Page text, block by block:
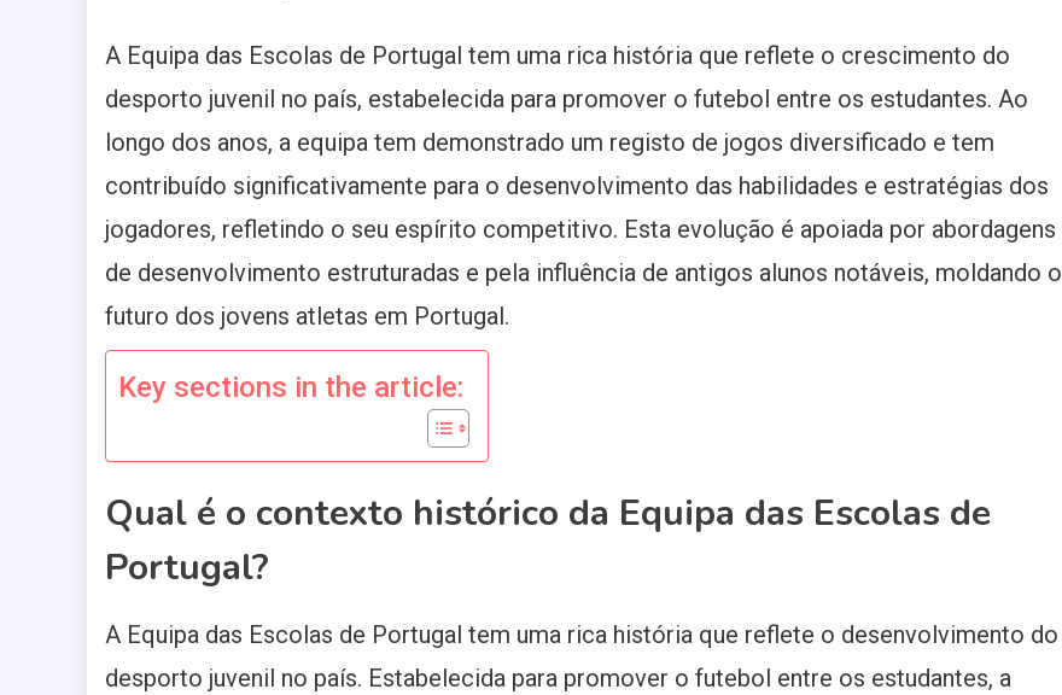
A Equipa das Escolas de Portugal tem uma rica história que reflete o crescimento do
desporto juvenil no país, estabelecida para promover o futebol entre os estudantes. Ao
longo dos anos, a equipa tem demonstrado um registo de jogos diversificado e tem
contribuído significativamente para o desenvolvimento das habilidades e estratégias dos
jogadores, refletindo o seu espírito competitivo. Esta evolução é apoiada por abordagens
de desenvolvimento estruturadas e pela influência de antigos alunos notáveis, moldando o
futuro dos jovens atletas em Portugal.
Key sections in the article:
Qual é o contexto histórico da Equipa das Escolas de
Portugal?
A Equipa das Escolas de Portugal tem uma rica história que reflete o desenvolvimento do
desporto juvenil no país. Estabelecida para promover o futebol entre os estudantes, a